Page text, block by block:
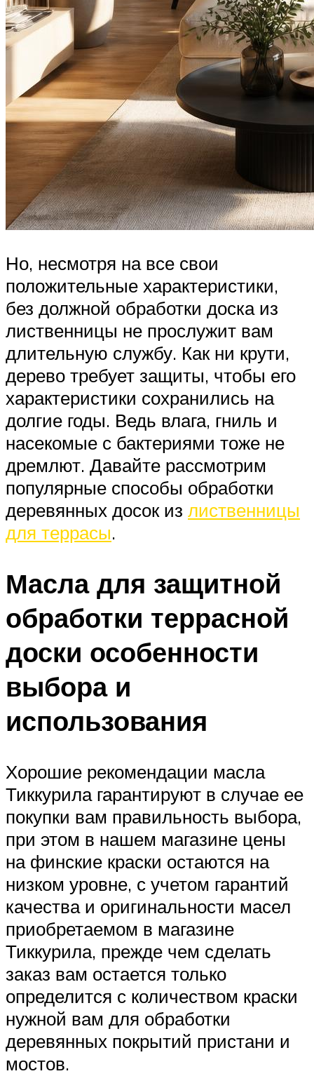
Но, несмотря на все свои
положительные характеристики,
без должной обработки доска из
лиственницы не прослужит вам
длительную службу. Как ни крути,
дерево требует защиты, чтобы его
характеристики сохранились на
долгие годы. Ведь влага, гниль и
насекомые с бактериями тоже не
дремлют. Давайте рассмотрим
популярные способы обработки
деревянных досок из лиственницы
для террасы.
Масла для защитной
обработки террасной
доски особенности
выбора и
использования
Хорошие рекомендации масла
Тиккурила гарантируют в случае ее
покупки вам правильность выбора,
при этом в нашем магазине цены
на финские краски остаются на
низком уровне, с учетом гарантий
качества и оригинальности масел
приобретаемом в магазине
Тиккурила, прежде чем сделать
заказ вам остается только
определится с количеством краски
нужной вам для обработки
деревянных покрытий пристани и
мостов.